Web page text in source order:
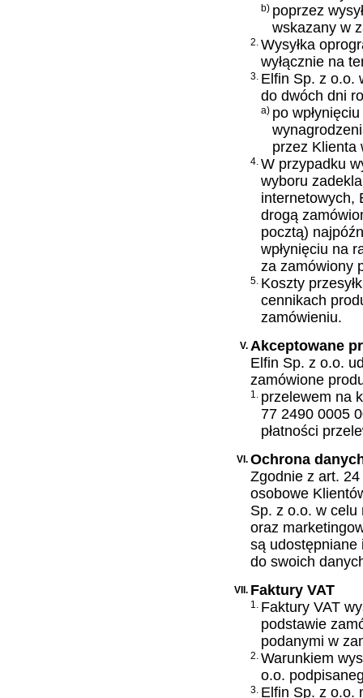
b) poprzez
wskazany w
2.Wysyłka
wyłącznie na
3. Elfin Sp. z o.o.
do dwóch dni
a) po
przez Klienta
4.W przypadku
wyboru
internetowych,
drogą
pocztą)
wpłynięciu na
za zamówiony
5. Koszty
cennikach
zamówieniu.
V. Akceptowane
Elfin Sp. z o.o.
zamówione
1. przelewem na
77 2490 0005
płatności
VI.Ochrona
Zgodnie z art.
osobowe
Sp. z o.o. w
oraz
są udostępniane
do swoich
VII. Faktury VAT
1. Faktury VAT
podstawie
podanymi w
2.Warunkiem
o.o.
3. Elfin Sp. z o.o.